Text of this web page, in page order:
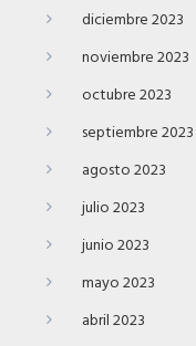
diciembre 2023
noviembre 2023
octubre 2023
septiembre 2023
agosto 2023
julio 2023
junio 2023
mayo 2023
abril 2023